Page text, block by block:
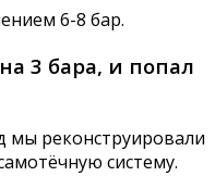
6-8 бар.
3 бара, и попал
мы реконструировали
систему.